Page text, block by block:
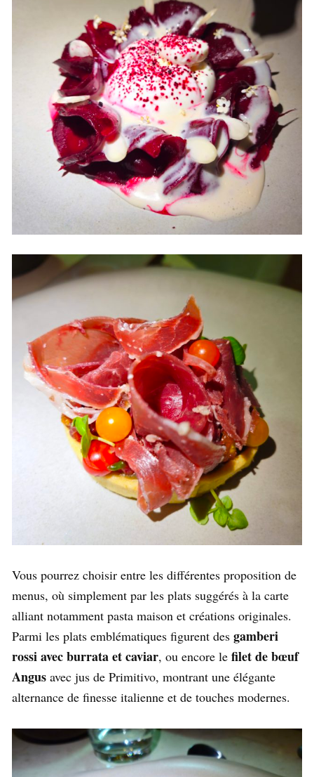
Vous pourrez choisir entre les différentes proposition de
menus, où simplement par les plats suggérés à la carte
alliant notamment pasta maison et créations originales.
Parmi les plats emblématiques figurent des gamberi
rossi avec burrata et caviar, ou encore le filet de bœuf
Angus avec jus de Primitivo, montrant une élégante
alternance de finesse italienne et de touches modernes.